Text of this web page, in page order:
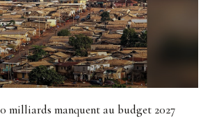
milliards manquent au budget 2027